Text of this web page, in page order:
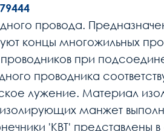
провода.
концы многожильных
при
проводника
лужение. Материал
манжет
'КВТ'